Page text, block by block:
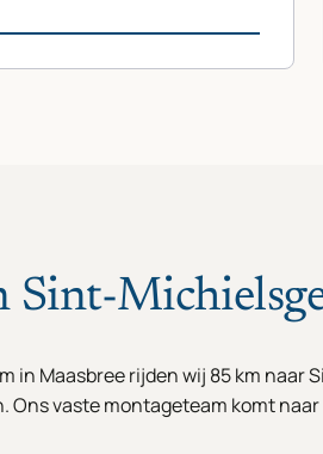
Sint-
in Maasbree rijden wij 85 km naar
Ons vaste montageteam komt